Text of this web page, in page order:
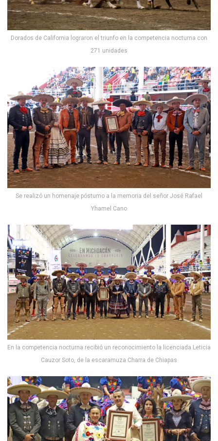
Dorados de California lograron el triunfo en la competencia nocturna con
271 unidades
Se realizó un homenaje póstumo a la memoria del señor José Rafael
Yhamel Cano
En la competencia nocturna recibió un reconocimiento la licenciada Leticia
Cauzor Soto, de la escaramuza Charra de Chiapas